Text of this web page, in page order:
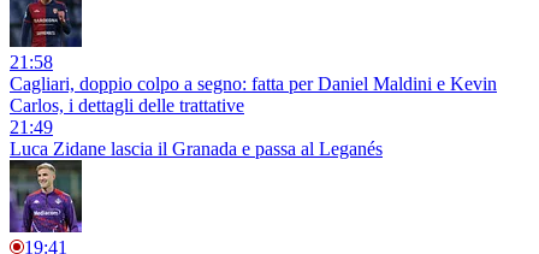
21:58
Cagliari, doppio colpo a segno: fatta per Daniel Maldini e Kevin
Carlos, i dettagli delle trattative
21:49
Luca Zidane lascia il Granada e passa al Leganés
19:41